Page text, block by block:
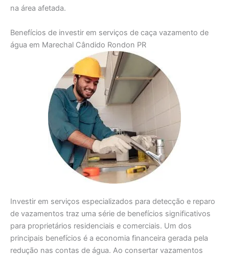
na área afetada.
Benefícios de investir em serviços de caça vazamento de
água em Marechal Cândido Rondon PR
Investir em serviços especializados para detecção e reparo
de vazamentos traz uma série de benefícios significativos
para proprietários residenciais e comerciais. Um dos
principais benefícios é a economia financeira gerada pela
redução nas contas de água. Ao consertar vazamentos